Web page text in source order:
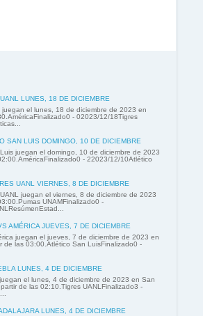
LUNES, 18 DE DICIEMBRE
juegan el lunes, 18 de diciembre de 2023 en
- 02023/12/18Tigres
SAN LUIS DOMINGO, 10 DE DICIEMBRE
juegan el domingo, 10 de diciembre de 2023
- 22023/12/10Atlético
UANL VIERNES, 8 DE DICIEMBRE
juegan el viernes, 8 de diciembre de 2023
UNAMFinalizado0 -
AMÉRICA JUEVES, 7 DE DICIEMBRE
juegan el jueves, 7 de diciembre de 2023 en
de las 03:00.Atlético San LuisFinalizado0 -
LUNES, 4 DE DICIEMBRE
el lunes, 4 de diciembre de 2023 en San
de las 02:10.Tigres UANLFinalizado3 -
LUNES, 4 DE DICIEMBRE